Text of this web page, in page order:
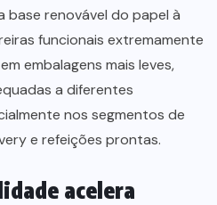
base renovável do papel à
funcionais extremamente
embalagens mais leves,
a diferentes
nos segmentos de
e refeições prontas.
acelera